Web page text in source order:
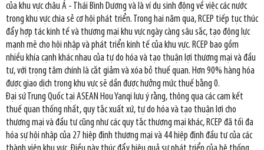
của khu vực châu Á - Thái Bình Dương và là ví dụ sinh động về việc các nước
trong khu vực chia sẻ cơ hội phát triển. Trong hai năm qua, RCEP tiếp tục thúc
đẩy hợp tác kinh tế và thương mại khu vực ngày càng sâu sắc, tạo động lực
mạnh mẽ cho hội nhập và phát triển kinh tế của khu vực. RCEP bao gồm
nhiều khía cạnh khác nhau của tự do hóa và tạo thuận lợi thương mại và đầu
tư, với trọng tâm chính là cắt giảm và xóa bỏ thuế quan. Hơn 90% hàng hóa
được giao dịch trong khu vực sẽ dần được hưởng mức thuế bằng 0.
Đại sứ Trung Quốc tại ASEAN Hou Yanqi lưu ý rằng, thông qua các cam kết
thuế quan thống nhất, quy tắc xuất xứ, tự do hóa và tạo thuận lợi cho
thương mại và đầu tư cũng như các quy tắc thương mại khác, RCEP đã tối đa
hóa sự hội nhập của 27 hiệp định thương mại và 44 hiệp định đầu tư của các